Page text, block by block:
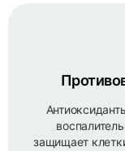
защищает